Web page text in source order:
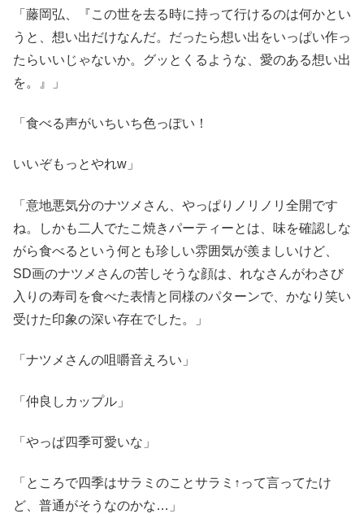
「藤岡弘、『この世を去る時に持って行けるのは何かとい
うと、想い出だけなんだ。だったら想い出をいっぱい作っ
たらいいじゃないか。グッとくるような、愛のある想い出
を。』」
「食べる声がいちいち色っぽい！
いいぞもっとやれw」
「意地悪気分のナツメさん、やっぱりノリノリ全開です
ね。しかも二人でたこ焼きパーティーとは、味を確認しな
がら食べるという何とも珍しい雰囲気が羨ましいけど、
SD画のナツメさんの苦しそうな顔は、れなさんがわさび
入りの寿司を食べた表情と同様のパターンで、かなり笑い
受けた印象の深い存在でした。」
「ナツメさんの咀嚼音えろい」
「仲良しカップル」
「やっぱ四季可愛いな」
「ところで四季はサラミのことサラミ↑って言ってたけ
ど、普通がそうなのかな…」